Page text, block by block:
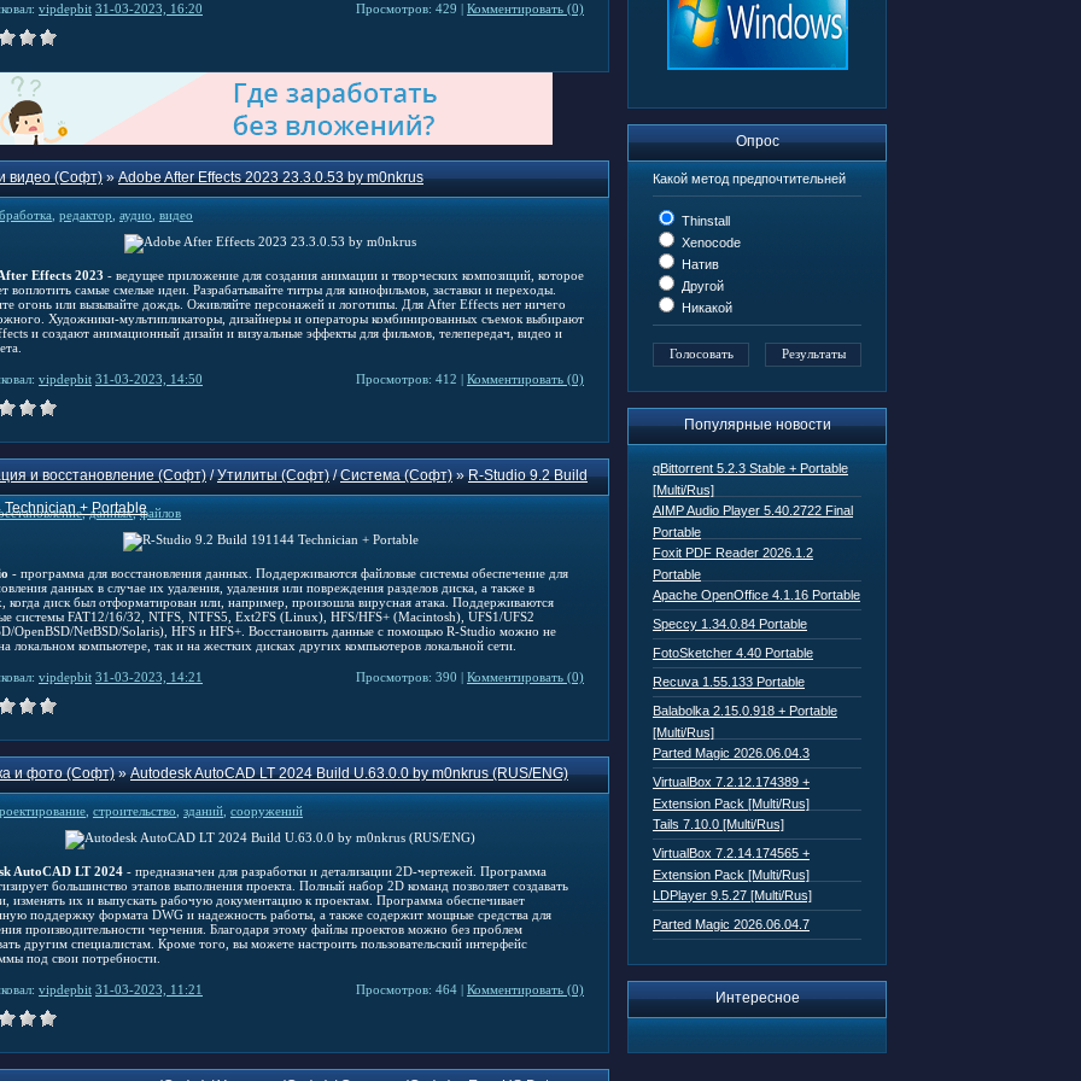
Опрос
Какой метод предпочтительней
Thinstall
Xenocode
Натив
Другой
Никакой
Популярные новости
qBittorrent 5.2.3 Stable + Portable
[Multi/Rus]
AIMP Audio Player 5.40.2722 Final
Portable
Foxit PDF Reader 2026.1.2
Portable
Apache OpenOffice 4.1.16 Portable
Speccy 1.34.0.84 Portable
FotoSketcher 4.40 Portable
Recuva 1.55.133 Portable
Balabolka 2.15.0.918 + Portable
[Multi/Rus]
Parted Magic 2026.06.04.3
VirtualBox 7.2.12.174389 +
Extension Pack [Multi/Rus]
Tails 7.10.0 [Multi/Rus]
VirtualBox 7.2.14.174565 +
Extension Pack [Multi/Rus]
LDPlayer 9.5.27 [Multi/Rus]
Parted Magic 2026.06.04.7
Интересное
vipdepbit 31-03-2023, 16:20 Просмотров: 429 | Комментировать (0)
видео (Софт)»Adobe After Effects 2023 23.3.0.53 by m0nkrus
редактор аудио видео
Effects 2023 - ведущее приложение для создания анимации и творческих композиций, которое
воплотить самые смелые идеи. Разрабатывайте титры для кинофильмов, заставки и переходы.
огонь или вызывайте дождь. Оживляйте персонажей и логотипы. Для After Effects нет ничего
Художники-мультипликаторы, дизайнеры и операторы комбинированных съемок выбирают
и создают анимационный дизайн и визуальные эффекты для фильмов, телепередач, видео и
vipdepbit 31-03-2023, 14:50 Просмотров: 412 | Комментировать (0)
и восстановление (Софт)/Утилиты (Софт)/Система (Софт)»R-Studio 9.2 Build
Technician + Portable
,данных,файлов
- программа для восстановления данных. Поддерживаются файловые системы обеспечение для
данных в случае их удаления, удаления или повреждения разделов диска, а также в
когда диск был отформатирован или, например, произошла вирусная атака. Поддерживаются
системы FAT12/16/32, NTFS, NTFS5, Ext2FS (Linux), HFS/HFS+ (Macintosh), UFS1/UFS2
OpenBSD/NetBSD/Solaris), HFS и HFS+. Восстановить данные с помощью R-Studio можно не
локальном компьютере, так и на жестких дисках других компьютеров локальной сети.
vipdepbit 31-03-2023, 14:21 Просмотров: 390 | Комментировать (0)
и фото (Софт)»Autodesk AutoCAD LT 2024 Build U.63.0.0 by m0nkrus (RUS/ENG)
строительство зданий сооружений
AutoCAD LT 2024 - предназначен для разработки и детализации 2D-чертежей. Программа
большинство этапов выполнения проекта. Полный набор 2D команд позволяет создавать
изменять их и выпускать рабочую документацию к проектам. Программа обеспечивает
поддержку формата DWG и надежность работы, а также содержит мощные средства для
производительности черчения. Благодаря этому файлы проектов можно без проблем
другим специалистам. Кроме того, вы можете настроить пользовательский интерфейс
под свои потребности.
vipdepbit 31-03-2023, 11:21 Просмотров: 464 | Комментировать (0)